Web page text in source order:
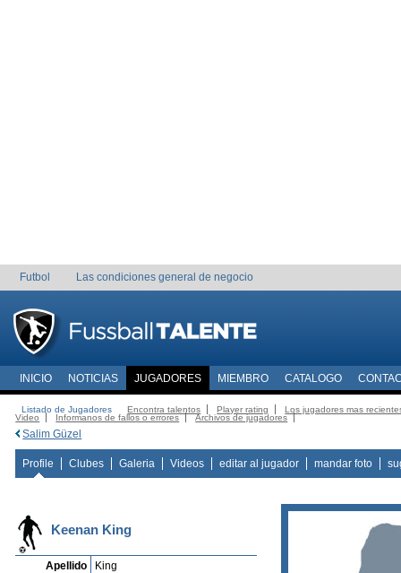
Futbol Las condiciones general de negocio
INICIO NOTICIAS JUGADORES MIEMBRO CATALOGO
Listado de Jugadores Encontra talentos Player rating
Los jugadores mas
Video
Informanos de fallos o errores Archivos de jugadores
Salim Güzel
Profile Clubes Galeria Videos editar al jugador mandar foto
Keenan King
Apellido
King